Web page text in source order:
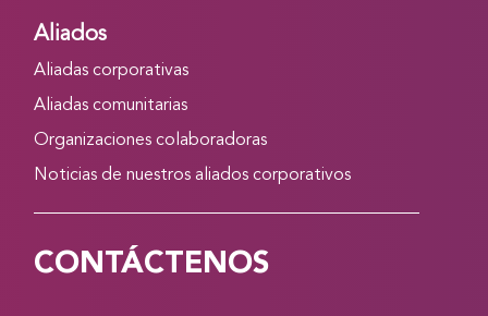
Aliados
Aliadas corporativas
Aliadas comunitarias
Organizaciones colaboradoras
Noticias de nuestros aliados corporativos
CONTÁCTENOS